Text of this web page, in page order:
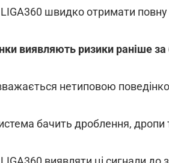
швидко отримати повну
виявляють ризики раніше
нетиповою
бачить дроблення, дропи